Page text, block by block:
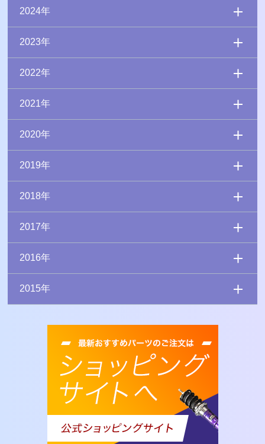
2024年
2023年
2022年
2021年
2020年
2019年
2018年
2017年
2016年
2015年